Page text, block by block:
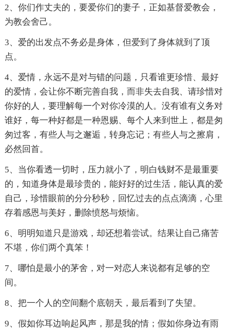
2、你们作丈夫的，要爱你们的妻子，正如基督爱教会，
为教会舍己。
3、爱的出发点不务必是身体，但爱到了身体就到了顶
点。
4、爱情，永远不是对与错的问题，只看谁更珍惜、最好
的爱情，会让你不断完善自我，而非失去自我、请珍惜对
你好的人，要理解每一个对你冷漠的人。没有谁有义务对
谁好，每一种好都是一种恩赐、每个人来到世上，都是匆
匆过客，有些人与之邂逅，转身忘记；有些人与之擦肩，
必然回首。
5、当你看透一切时，压力就小了，明白钱财不是最重要
的，知道身体是最珍贵的，能好好的过生活，能认真的爱
自己，珍惜眼前的分分秒秒，回忆过去的点点滴滴，心里
存着感恩与美好，删除愤怒与烦恼。
6、明明知道只是游戏，却还想着尝试。结果让自己痛苦
不堪，你们两个真笨！
7、哪怕是最小的茅舍，对一对恋人来说都有足够的空
间。
8、把一个人的空间翻个底朝天，最后看到了失望。
9、假如你耳边响起风声，那是我的情；假如你身边有雨